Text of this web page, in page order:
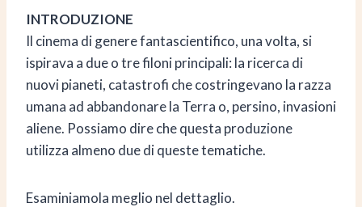
INTRODUZIONE
Il cinema di genere fantascientifico, una volta, si
ispirava a due o tre filoni principali: la ricerca di
nuovi pianeti, catastrofi che costringevano la razza
umana ad abbandonare la Terra o, persino, invasioni
aliene. Possiamo dire che questa produzione
utilizza almeno due di queste tematiche.
Esaminiamola meglio nel dettaglio.